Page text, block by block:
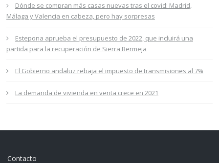
Dónde se compran más casas nuevas tras el covid: Madrid,
Málaga y Valencia en cabeza, pero hay sorpresas
Estepona aprueba el presupuesto de 2022, que incluirá una
partida para la recuperación de Sierra Bermeja
El Gobierno andaluz rebaja el impuesto de transmisiones al 7%
La demanda de vivienda en venta crece en 2021
Contacto